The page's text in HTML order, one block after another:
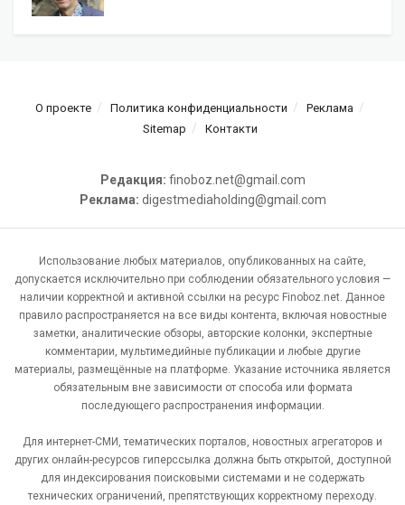
О проекте Политика конфиденциальности
Реклама
Sitemap
Контакти
Редакция: finoboz.net@gmail.com
Реклама: digestmediaholding@gmail.com
Использование любых материалов, опубликованных на сайте,
допускается исключительно при соблюдении обязательного условия —
наличии корректной и активной ссылки на ресурс Finoboz.net. Данное
правило распространяется на все виды контента, включая новостные
заметки, аналитические обзоры, авторские колонки, экспертные
комментарии, мультимедийные публикации и любые другие
материалы, размещённые на платформе. Указание источника является
обязательным вне зависимости от способа или формата
последующего распространения информации.
Для интернет-СМИ, тематических порталов, новостных агрегаторов и
других онлайн-ресурсов гиперссылка должна быть открытой, доступной
для индексирования поисковыми системами и не содержать
технических ограничений, препятствующих корректному переходу.